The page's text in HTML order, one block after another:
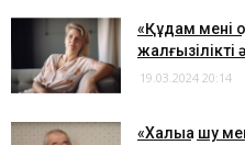
​«Құдам мені
19.03.2024 20:14
​«Халыққа шу